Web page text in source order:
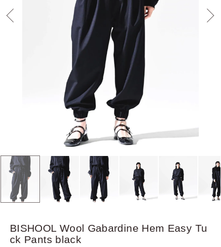
BISHOOL Wool Gabardine Hem Easy Tu
ck Pants black